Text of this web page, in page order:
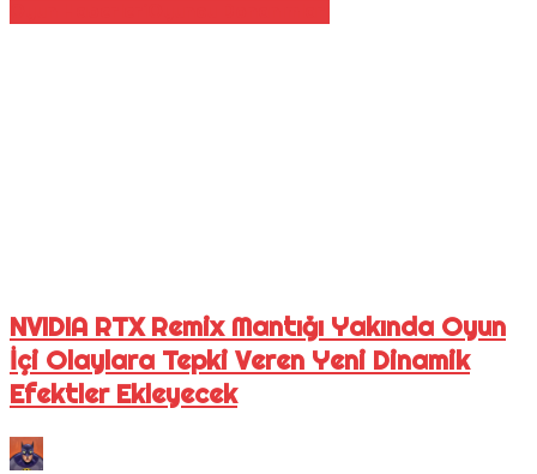
NVIDIA RTX Remix Mantığı Yakında Oyun
İçi Olaylara Tepki Veren Yeni Dinamik
Efektler Ekleyecek